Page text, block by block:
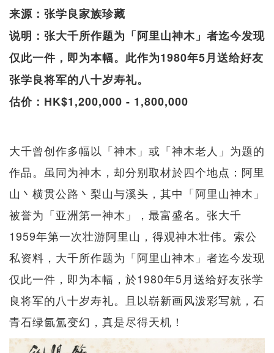
来源：张学良家族珍藏
说明：张大千所作题为「阿里山神木」者迄今发现
仅此一件，即为本幅。此作为1980年5月送给好友
张学良将军的八十岁寿礼。
估价：HK$1,200,000 - 1,800,000
大千曾创作多幅以「神木」或「神木老人」为题的
作品。虽同为神木，却分别取材於四个地点：阿里
山丶横贯公路丶梨山与溪头，其中「阿里山神木」
被誉为「亚洲第一神木」，最富盛名。张大千
1959年第一次壮游阿里山，得观神木壮伟。索公
私资料，大千所作题为「阿里山神木」者迄今发现
仅此一件，即为本幅，於1980年5月送给好友张学
良将军的八十岁寿礼。且以崭新画风泼彩写就，石
青石绿氤氲变幻，真是尽得天机！